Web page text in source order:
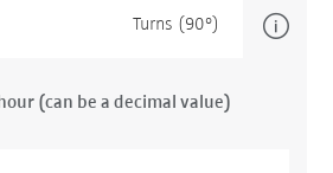
Turns (90°)
(can be a decimal value)